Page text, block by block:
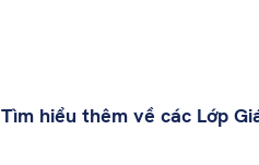
Tìm hiểu thêm về các Lớp